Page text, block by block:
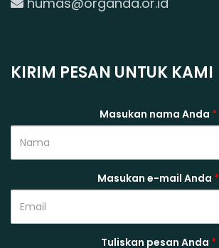
KIRIM PESAN UNTUK KAMI
Masukan nama Anda *
Masukan e-mail Anda *
Tuliskan pesan Anda *